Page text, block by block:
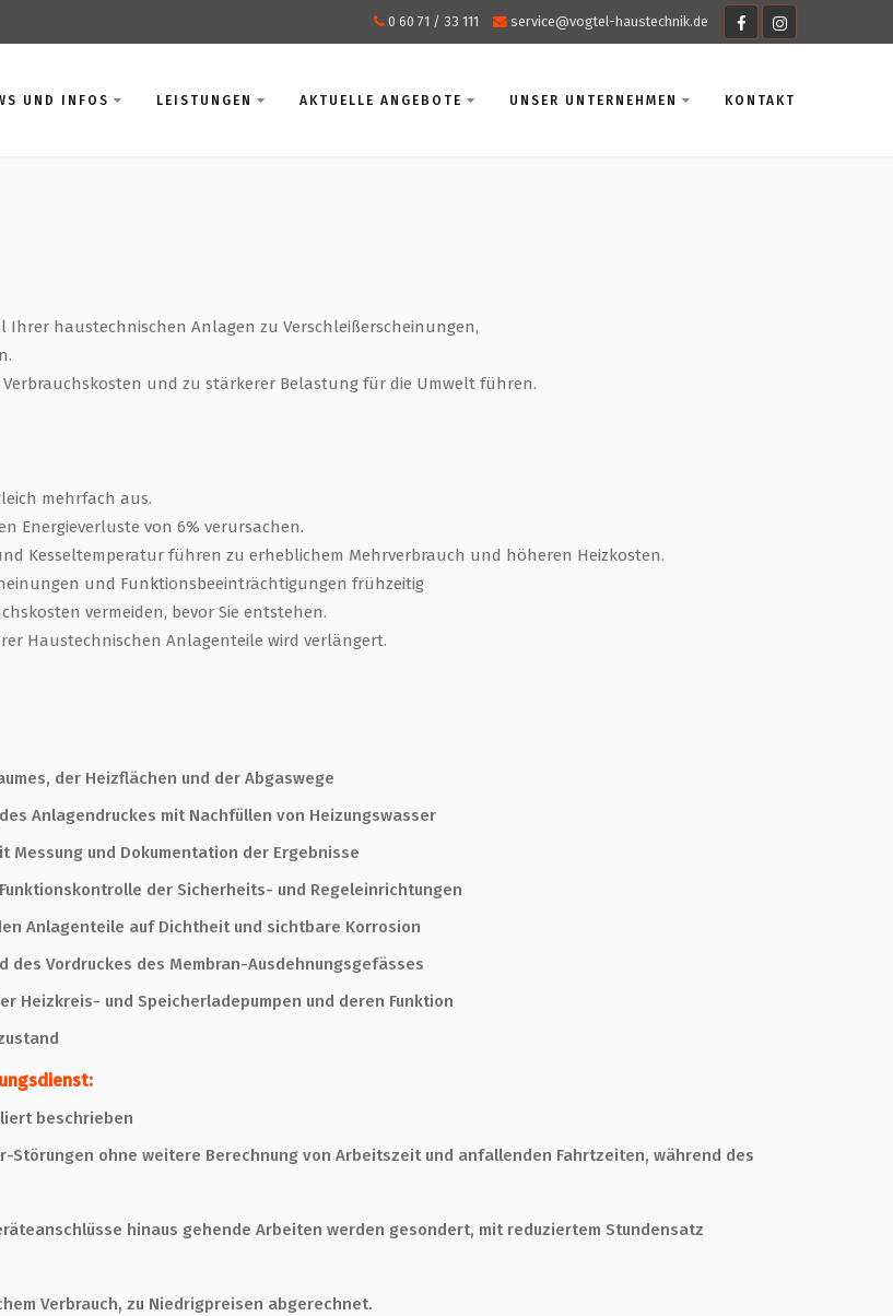
0 60 71 / 33 111 service@vogtel-haustechnik.de
UND INFOS LEISTUNGEN AKTUELLE ANGEBOTE UNSER UNTERNEHMEN KONTAKT
haustechnischen Anlagen zu Verschleißerscheinungen,
und zu stärkerer Belastung für die Umwelt führen.
mehrfach aus.
Energieverluste von 6% verursachen.
Kesseltemperatur führen zu erheblichem Mehrverbrauch und höheren Heizkosten.
und Funktionsbeeinträchtigungen frühzeitig
vermeiden, bevor Sie entstehen.
Haustechnischen Anlagenteile wird verlängert.
der Heizflächen und der Abgaswege
Anlagendruckes mit Nachfüllen von Heizungswasser
und Dokumentation der Ergebnisse
der Sicherheits- und Regeleinrichtungen
Anlagenteile auf Dichtheit und sichtbare Korrosion
Vordruckes des Membran-Ausdehnungsgefässes
Heizkreis- und Speicherladepumpen und deren Funktion
beschrieben
Störungen ohne weitere Berechnung von Arbeitszeit und anfallenden Fahrtzeiten, während des
hinaus gehende Arbeiten werden gesondert, mit reduziertem Stundensatz
Verbrauch, zu Niedrigpreisen abgerechnet.